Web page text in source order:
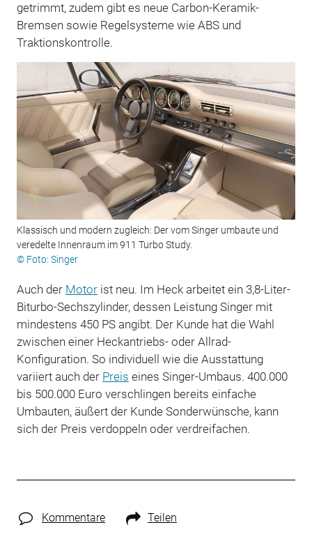
getrimmt, zudem gibt es neue Carbon-Keramik-
Bremsen sowie Regelsysteme wie ABS und
Traktionskontrolle.
Klassisch und modern zugleich: Der vom Singer umbaute und
veredelte Innenraum im 911 Turbo Study.
© Foto: Singer
Auch der Motorist neu. Im Heck arbeitet ein 3,8-Liter-
Biturbo-Sechszylinder, dessen Leistung Singer mit
mindestens 450 PS angibt. Der Kunde hat die Wahl
zwischen einer Heckantriebs- oder Allrad-
Konfiguration. So individuell wie die Ausstattung
variiert auch der Preis eines Singer-Umbaus. 400.000
bis 500.000 Euro verschlingen bereits einfache
Umbauten, äußert der Kunde Sonderwünsche, kann
sich der Preis verdoppeln oder verdreifachen.
Kommentare Teilen